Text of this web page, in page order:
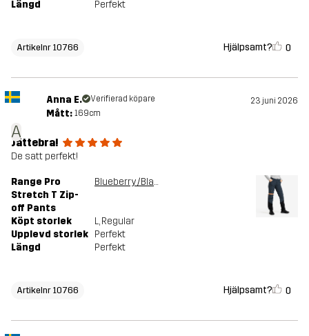
Längd
Perfekt
Artikelnr 10766 Hjälpsamt? 0
A
Anna E. Verifierad köpare 23 juni 2026
Mått: 169cm
Jättebra!
De satt perfekt!
Range Pro
Stretch T Zip-
off Pants
Blueberry/Black
Köpt storlek L, Regular
Upplevd storlek Perfekt
Längd
Perfekt
Artikelnr 10766 Hjälpsamt? 0